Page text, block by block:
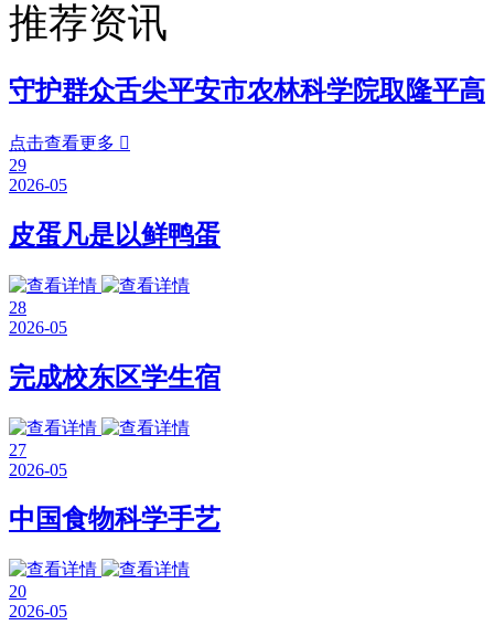
推荐资讯
守护群众舌尖平安市农林科学院取隆平高
点击查看更多 
29
2026-05
皮蛋凡是以鲜鸭蛋
28
2026-05
完成校东区学生宿
27
2026-05
中国食物科学手艺
20
2026-05